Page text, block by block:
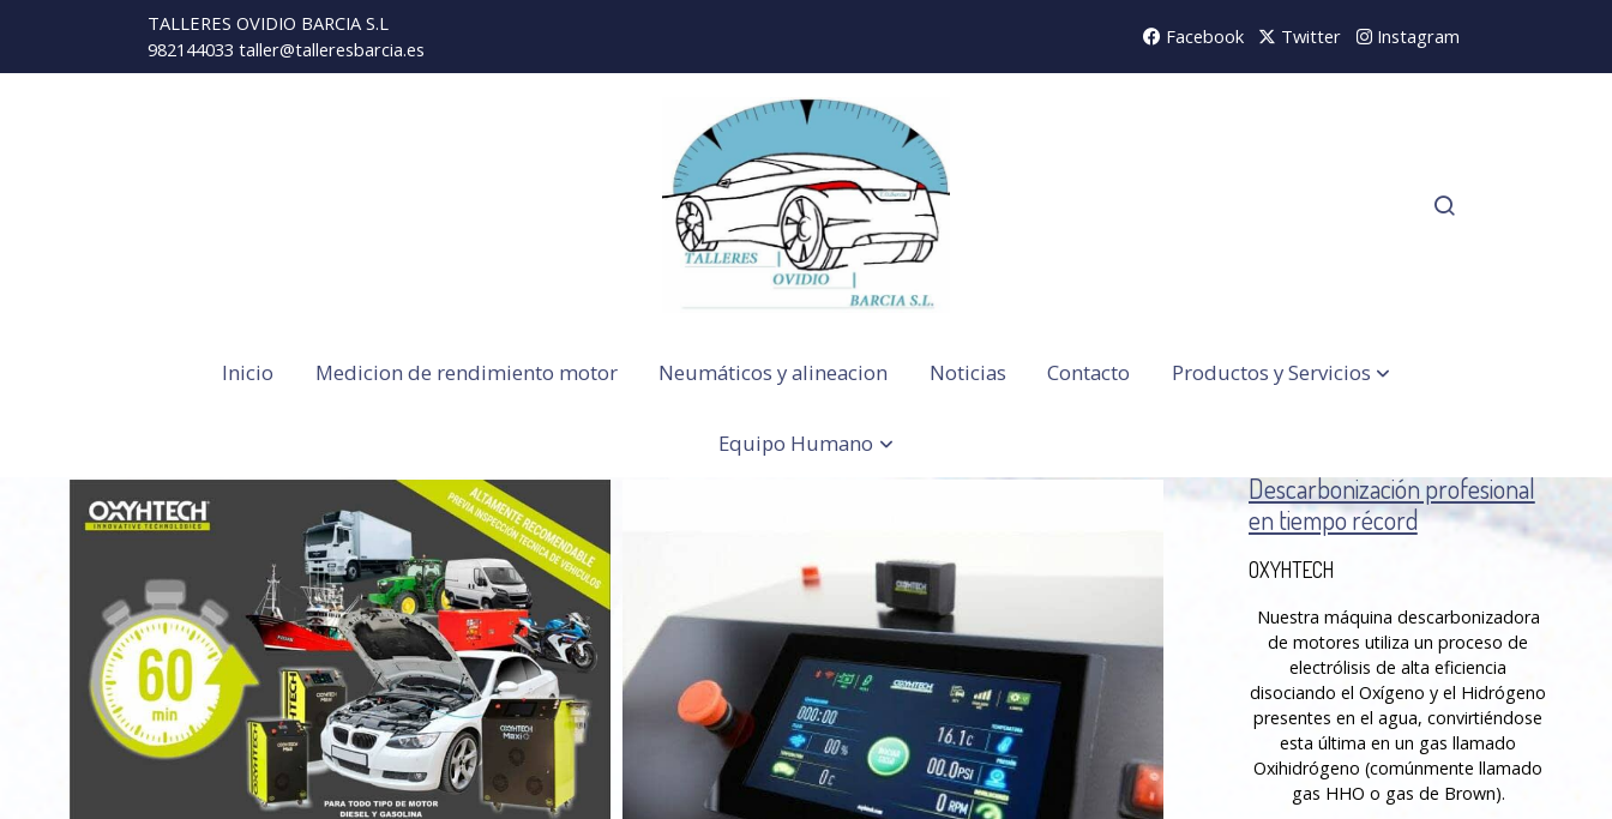
TALLERES OVIDIO BARCIA S.L
982144033 taller@talleresbarcia.es
Facebook Twitter Instagram
Inicio Medicion de rendimiento motor Neumáticos y alineacion Noticias Contacto Productos y Servicios
Equipo Humano
Descarbonización profesional
en tiempo récord
OXYHTECH
Nuestra máquina descarbonizadora
de motores utiliza un proceso de
electrólisis de alta eficiencia
disociando el Oxígeno y el Hidrógeno
presentes en el agua, convirtiéndose
esta última en un gas llamado
Oxihidrógeno (comúnmente llamado
gas HHO o gas de Brown).